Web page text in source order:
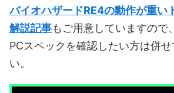
バイオハザードRE4の動作が重い
解説記事もご用意していますので
PCスペックを確認したい方は併せ
い。